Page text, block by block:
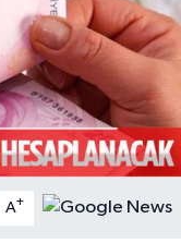
A+